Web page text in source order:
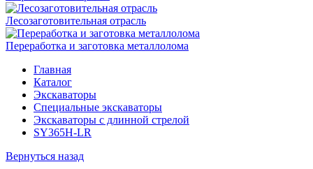
Лесозаготовительная отрасль
Переработка и заготовка металлолома
Главная
Каталог
Экскаваторы
Специальные экскаваторы
Экскаваторы с длинной стрелой
SY365H-LR
Вернуться назад